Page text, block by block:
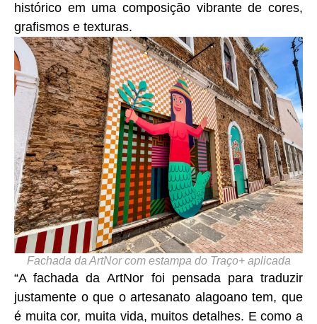
histórico em uma composição vibrante de cores,
grafismos e texturas.
Fachada da ArtNor com estampa do Traço+ aplicada
“A fachada da ArtNor foi pensada para traduzir
justamente o que o artesanato alagoano tem, que
é muita cor, muita vida, muitos detalhes. E como a